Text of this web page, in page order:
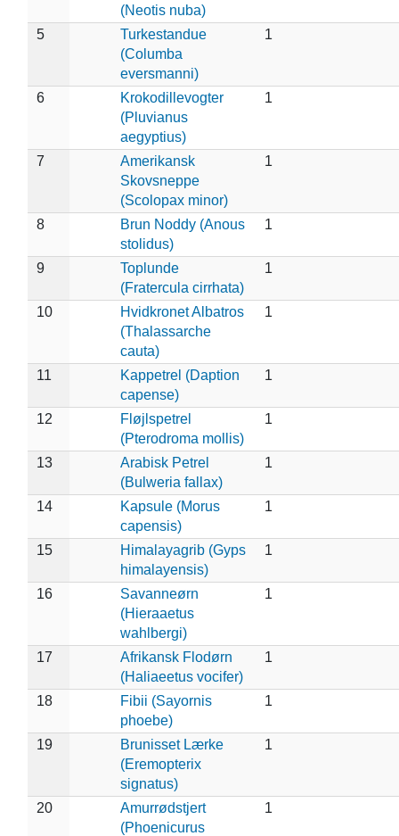
(Neotis nuba)
5
Turkestandue
(Columba
eversmanni)
1
6
Krokodillevogter
(Pluvianus
aegyptius)
1
7
Amerikansk
Skovsneppe
(Scolopax minor)
1
8
Brun Noddy (Anous
stolidus)
1
9
Toplunde
(Fratercula cirrhata)
1
10
Hvidkronet Albatros
(Thalassarche
cauta)
1
11
Kappetrel (Daption
capense)
1
12
Fløjlspetrel
(Pterodroma mollis)
1
13
Arabisk Petrel
(Bulweria fallax)
1
14
Kapsule (Morus
capensis)
1
15
Himalayagrib (Gyps
himalayensis)
1
16
Savanneørn
(Hieraaetus
wahlbergi)
1
17
Afrikansk Flodørn
(Haliaeetus vocifer)
1
18
Fibii (Sayornis
phoebe)
1
19
Brunisset Lærke
(Eremopterix
signatus)
1
20
Amurrødstjert
(Phoenicurus
1